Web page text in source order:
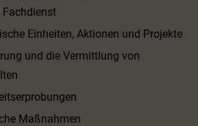
Einheiten, Aktionen und Projekte
und die Vermittlung von
Maßnahmen